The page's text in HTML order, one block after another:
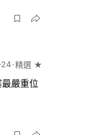
精選 ★
嚴重位